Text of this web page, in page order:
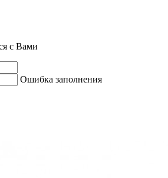
с Вами
Ошибка заполнения